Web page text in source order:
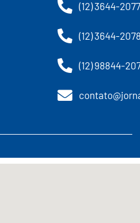
(12) 3644-2077
(12) 3644-2078
(12) 98844-